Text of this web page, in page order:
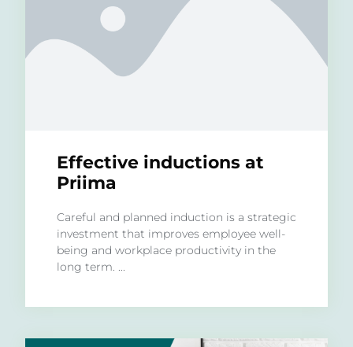
Effective inductions at
Priima
Careful and planned induction is a strategic
investment that improves employee well-
being and workplace productivity in the
long term. ...